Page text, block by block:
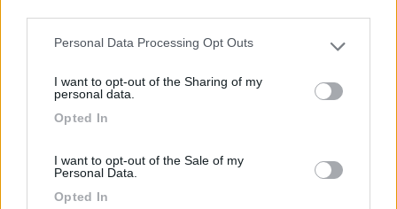
Please note that this website/app uses one or more Google
not limited to your visit or usage behaviour. You may click to
grant or deny consent to Google and its third-party tags to
use your data for below specified purposes in below Google
Personal Data Processing Opt Outs
I want to opt-out of the Sharing of my
personal data.
Opted In
I want to opt-out of the Sale of my
Personal Data.
Opted In
In un mondo dove il male è di casa e ha vinto sempre, Dove regna il capitale,
Potere dare scacco e salvare il mondo intero?
Modificato da Hunter85 il 16/11/2018 alle 11:46:24
27